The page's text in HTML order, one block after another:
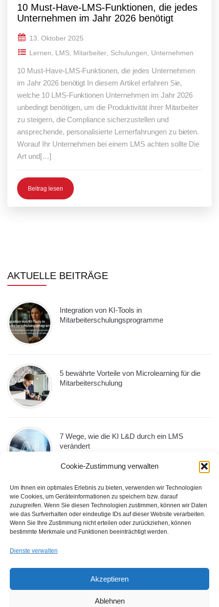
Cookie-Zustimmung verwalten
Um Ihnen ein optimales Erlebnis zu bieten, verwenden wir Technologien
wie Cookies, um Geräteinformationen zu speichern bzw. darauf
zuzugreifen. Wenn Sie diesen Technologien zustimmen, können wir Daten
wie das Surfverhalten oder eindeutige IDs auf dieser Website verarbeiten.
Wenn Sie Ihre Zustimmung nicht erteilen oder zurückziehen, können
bestimmte Merkmale und Funktionen beeinträchtigt werden.
Dienste verwalten
Akzeptieren
Ablehnen
10 Must-Have-LMS-Funktionen, die jedes
Unternehmen im Jahr 2026 benötigt
13. Oktober 2025
Lernen
LMS Mitarbeiter Schulungen Unternehmen
10 Must-Have-LMS-Funktionen, die jedes Unternehmen
im Jahr 2026 benötigt In diesem Artikel erfahren Sie,
welche 10 LMS-Funktionen Unternehmen im Jahr 2026
unbedingt benötigen, um die Produktivität ihrer Mitarbeiter
zu steigern, die Compliance sicherzustellen und
ansprechende, personalisierte Lernerfahrungen zu bieten.
Worauf Ihr Unternehmen bei einem LMS achten sollte Die
Art und[…]
Beitrag lesen
AKTUELLE BEITRÄGE
Integration von KI-Tools in
Mitarbeiterschulungsprogramme
5 bewährte Vorteile von Microlearning für die
Mitarbeiterschulung
7 Wege, wie die KI L&D durch ein LMS
verändert
10 Must-Have-LMS-Funktionen, die jedes
Unternehmen im Jahr 2026 benötigt